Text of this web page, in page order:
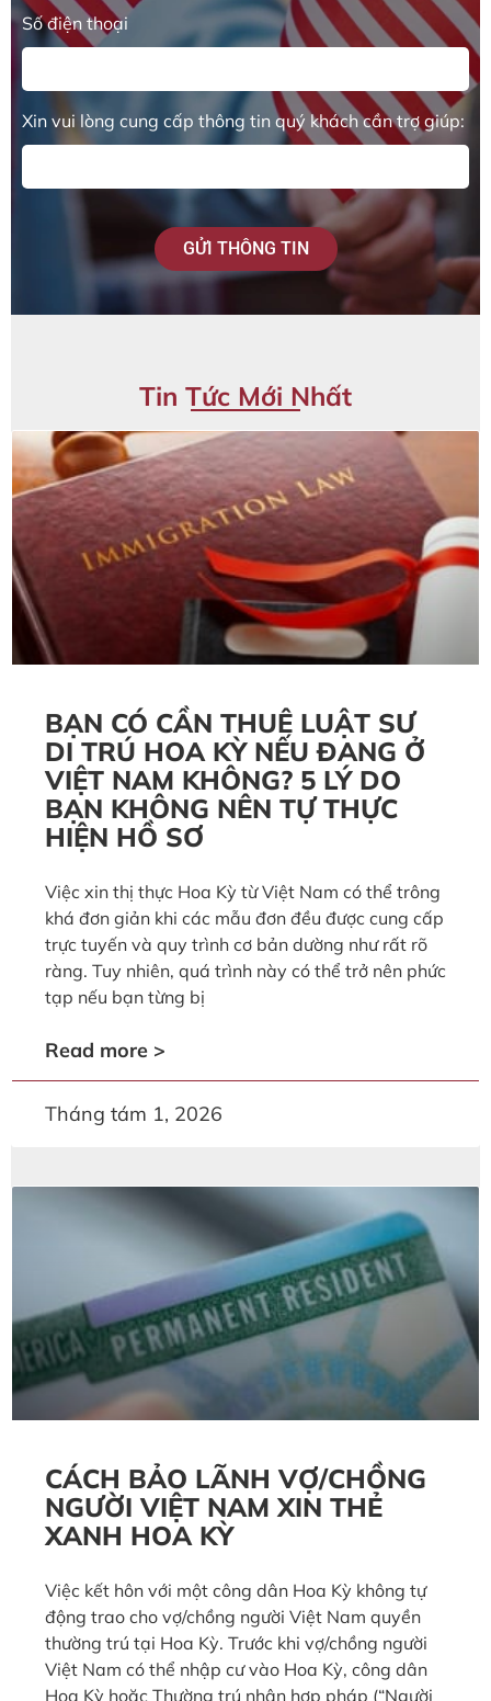
Số điện thoại
Xin vui lòng cung cấp thông tin quý khách cần trợ giúp:
GỬI THÔNG TIN
Tin Tức Mới Nhất
BẠN CÓ CẦN THUÊ LUẬT SƯ
DI TRÚ HOA KỲ NẾU ĐANG Ở
VIỆT NAM KHÔNG? 5 LÝ DO
BẠN KHÔNG NÊN TỰ THỰC
HIỆN HỒ SƠ
Việc xin thị thực Hoa Kỳ từ Việt Nam có thể trông
khá đơn giản khi các mẫu đơn đều được cung cấp
trực tuyến và quy trình cơ bản dường như rất rõ
ràng. Tuy nhiên, quá trình này có thể trở nên phức
tạp nếu bạn từng bị
Read more >
Tháng tám 1, 2026
CÁCH BẢO LÃNH VỢ/CHỒNG
NGƯỜI VIỆT NAM XIN THẺ
XANH HOA KỲ
Việc kết hôn với một công dân Hoa Kỳ không tự
động trao cho vợ/chồng người Việt Nam quyền
thường trú tại Hoa Kỳ. Trước khi vợ/chồng người
Việt Nam có thể nhập cư vào Hoa Kỳ, công dân
Hoa Kỳ hoặc Thường trú nhân hợp pháp (“Người